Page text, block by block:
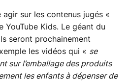
agir sur les contenus jugés «
YouTube Kids. Le géant du
seront prochainement
les vidéos qui « se
sur l’emballage des produits
les enfants à dépenser de